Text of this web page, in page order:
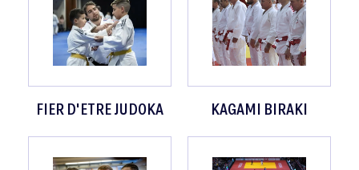
FIER D'ETRE JUDOKA KAGAMI BIRAKI